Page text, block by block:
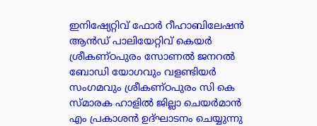
ഇനിഷ്യേറ്റിവ് ഫോർ റീഹാബിലേഷൻ
ആൻഡ് പാലിയേറ്റിവ് കെയർ
ശ്രീകണ്ഠപുരം സോണൽ ജനറൽ
ബോഡി യോഗവും വളണ്ടിയർ
സംഗമവും ശ്രീകണ്ഠപുരം സി കെ
സ്മാരക ഹാളിൽ ജില്ലാ ചെയർമാൻ
എം പ്രകാശൻ ഉദ്ഘാടനം ചെയ്യുന്നു